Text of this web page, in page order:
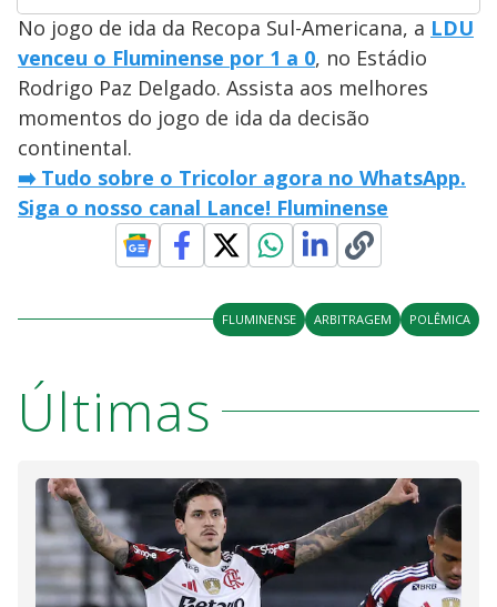
No jogo de ida da Recopa Sul-Americana, a LDU
venceu o Fluminense por 1 a 0, no Estádio
Rodrigo Paz Delgado. Assista aos melhores
momentos do jogo de ida da decisão
continental.
➡️ Tudo sobre o Tricolor agora no WhatsApp.
Siga o nosso canal Lance! Fluminense
FLUMINENSE ARBITRAGEM POLÊMICA
Últimas